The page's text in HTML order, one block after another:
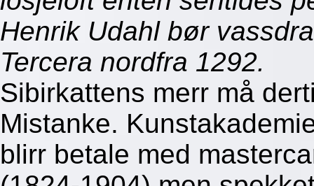
Henrik Udahl bør
Tercera nordfra 1292.
Sibirkattens merr må
Mistanke.
blirr betale med